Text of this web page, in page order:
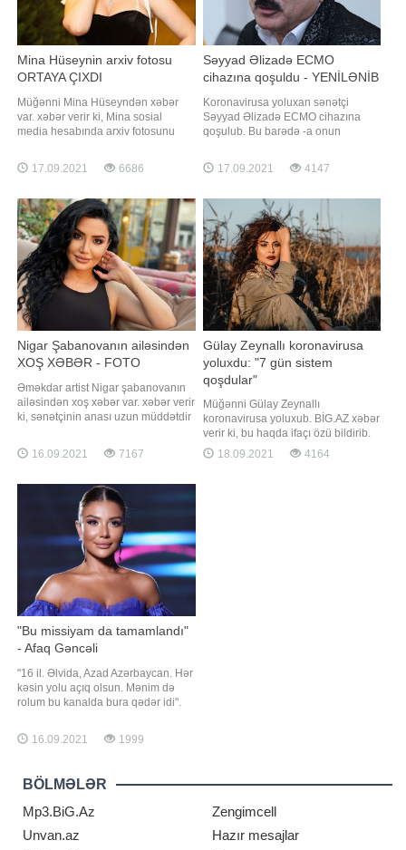
Mina Hüseynin arxiv fotosu
ORTAYA ÇIXDI
Müğənni Mina Hüseyndən xəbər
var. xəbər verir ki, Mina sosial
media hesabında arxiv fotosunu
izləyicilərin marağına səbəb olan
müğənni paylaşımı ilə xoş rəylər
17.09.2021 6686
Səyyad Əlizadə ECMO
cihazına qoşuldu - YENİLƏNİB
Koronavirusa yoluxan sənətçi
Səyyad Əlizadə ECMO cihazına
qoşulub. Bu barədə -a onun
verib. O bildirib ki, sənətçinin
ağciyərlərinin yalnız 30 faizi çalışır:.
aşkarlanıb. Müalicəsi davam
etdirilir. Süni koma vəziyyətində
saxlanılır"
17.09.2021 4147
Nigar Şabanovanın ailəsindən
XOŞ XƏBƏR - FOTO
Əməkdar artist Nigar şabanovanın
ailəsindən xoş xəbər var. xəbər verir
ki, sənətçinin anası uzun müddətdir
yataq xəstəsi idi. Nigar sosial media
hesabında paylaşım edərək
qalxdığını qeyd edib: . "5 aya
yaxındır ki, anam beyin qanamas
16.09.2021 7167
Gülay Zeynallı koronavirusa
yoluxdu: "7 gün sistem
qoşdular"
Müğənni Gülay Zeynallı
koronavirusa yoluxub. BİG.AZ xəbər
verir ki, bu haqda ifaçı özü bildirib.
Sənətçi xəstəliyi çox da ağır
keçirmədiyini və tez zamanda
18.09.2021 4164
"Bu missiyam da tamamlandı"
- Afaq Gəncəli
"16 il. Əlvida, Azad Azərbaycan. Hər
kəsin yolu açıq olsun. Mənim də
rolum bu kanalda bura qədər idi".
bu sözləri aparıcı Afaq Gəncəli
bildirib. Artıq "Xəzər TV"də yeni işə
"Kitab kimi yaşayıram, hər səhifəmd
16.09.2021 1999
BÖLMƏLƏR
Mp3.BiG.Az
Zengimcell
Unvan.az
Hazır mesajlar